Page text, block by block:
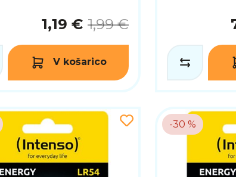
1,19 € 1,99 €
V košarico
-30 %